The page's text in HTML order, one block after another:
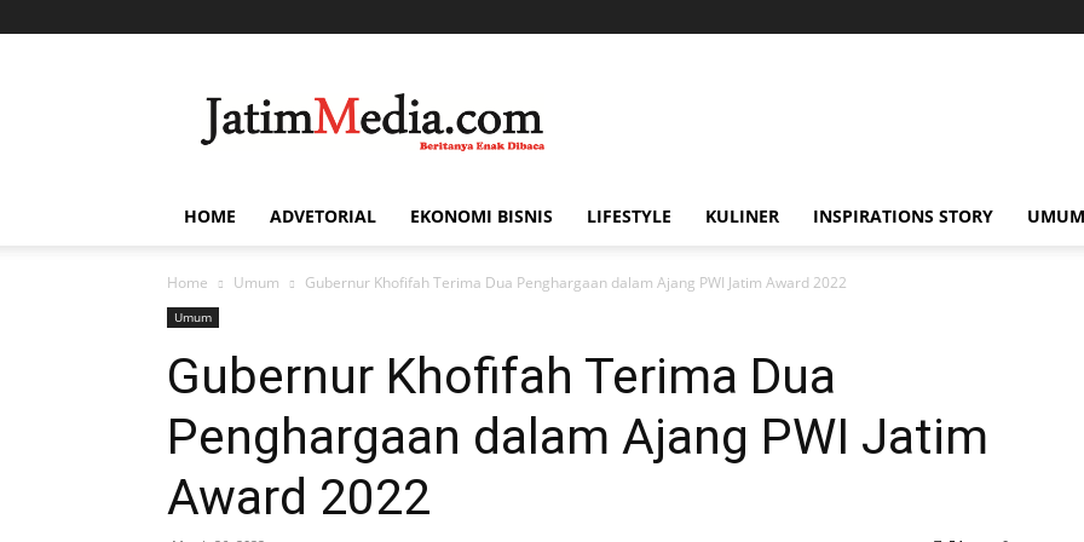
Media
HOME ADVETORIAL EKONOMI BISNIS LIFESTYLE KULINER INSPIRATIONS STORY UMUM
Home Umum Gubernur Khofifah Terima Dua Penghargaan dalam Ajang PWI Jatim Award 2022
Umum
Gubernur Khofifah Terima Dua
Penghargaan dalam Ajang PWI Jatim
Award 2022